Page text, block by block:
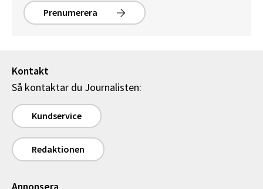
Prenumerera
Kontakt
Så kontaktar du Journalisten:
Kundservice
Redaktionen
Annonsera